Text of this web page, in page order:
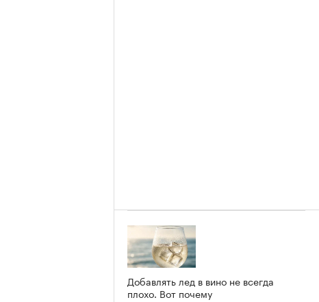
Добавлять лед в вино не всегда
плохо. Вот почему